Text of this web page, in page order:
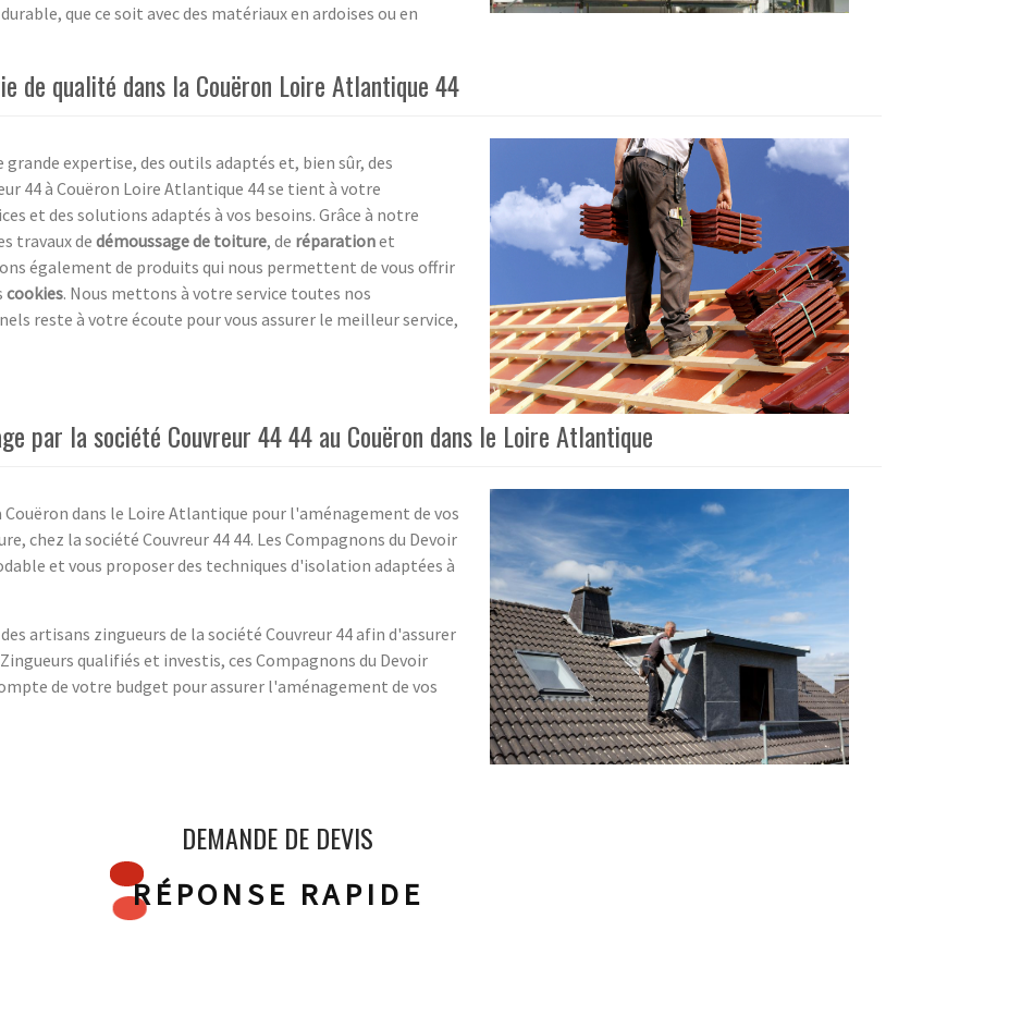
que ce soit avec des matériaux en ardoises ou en
de qualité dans la Couëron Loire Atlantique 44
expertise, des outils adaptés et, bien sûr, des
44 à Couëron Loire Atlantique 44 se tient à votre
et des solutions adaptés à vos besoins. Grâce à notre
travaux de démoussage de toiture, de réparationet
également de produits qui nous permettent de vous offrir
cookies. Nous mettons à votre service toutes nos
reste à votre écoute pour vous assurer le meilleur service,
par la société Couvreur 44 44 au Couëron dans le Loire Atlantique
dans le Loire Atlantique pour l'aménagement de vos
chez la société Couvreur 44 44. Les Compagnons du Devoir
et vous proposer des techniques d'isolation adaptées à
artisans zingueurs de la société Couvreur 44 afin d'assurer
qualifiés et investis, ces Compagnons du Devoir
de votre budget pour assurer l'aménagement de vos
DEMANDE DE DEVIS
RÉPONSE RAPIDE